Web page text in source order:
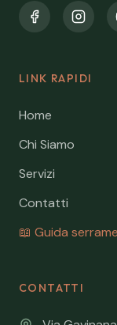
LINK RAPIDI
Home
Chi Siamo
Servizi
Contatti
📖 Guida
CONTATTI